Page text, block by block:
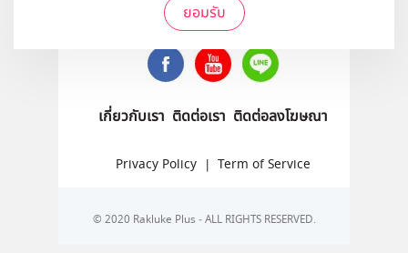
ยอมรับ
ติดตามเราได้ที่
เกี่ยวกับเรา ติดต่อเรา ติดต่อลงโฆษณา
Privacy Policy | Term of Service
© 2020 Rakluke Plus - ALL RIGHTS RESERVED.